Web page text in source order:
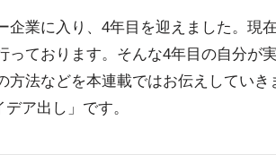
企業に入り、4年目を迎えました。現
ております。そんな4年目の自分が
方法などを本連載ではお伝えしていき
ア出し」です。